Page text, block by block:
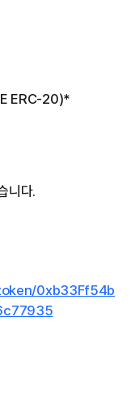
ERC-20)*
니다.
0xb33Ff54b